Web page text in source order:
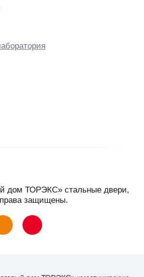
дом ТОРЭКС» стальные двери,
защищены.